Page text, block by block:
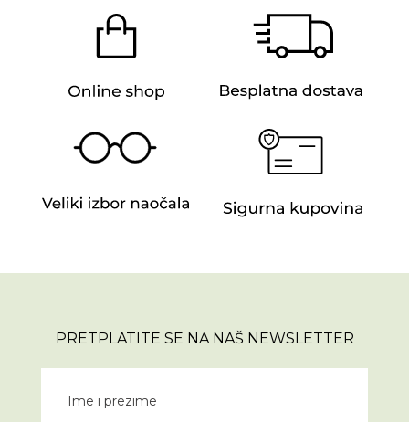
PRETPLATITE SE NA NAŠ NEWSLETTER